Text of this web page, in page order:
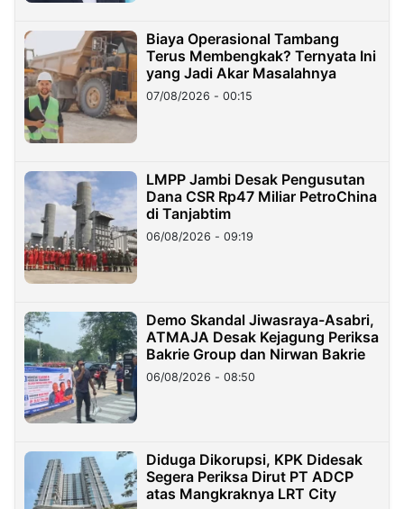
Biaya Operasional Tambang
Terus Membengkak? Ternyata Ini
yang Jadi Akar Masalahnya
07/08/2026 - 00:15
LMPP Jambi Desak Pengusutan
Dana CSR Rp47 Miliar PetroChina
di Tanjabtim
06/08/2026 - 09:19
Demo Skandal Jiwasraya-Asabri,
ATMAJA Desak Kejagung Periksa
Bakrie Group dan Nirwan Bakrie
06/08/2026 - 08:50
Diduga Dikorupsi, KPK Didesak
Segera Periksa Dirut PT ADCP
atas Mangkraknya LRT City